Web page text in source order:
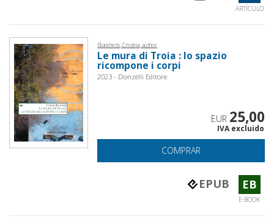
ARTÍCULO
Bianchetti, Cristina, author
Le mura di Troia : lo spazio
ricompone i corpi
2023 - Donzelli Editore
EUR 25,00
IVA excluido
COMPRAR
EPUB EB
E-BOOK